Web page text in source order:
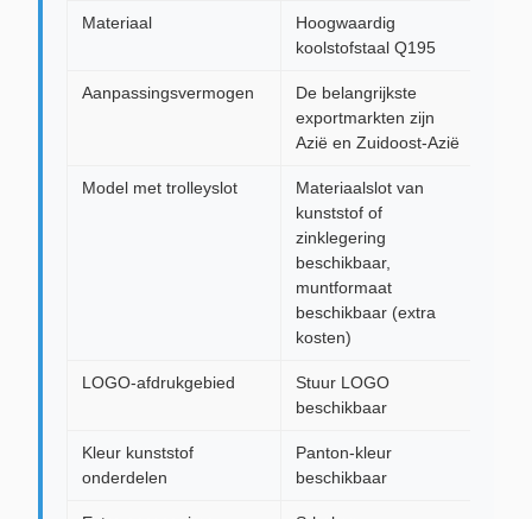
Materiaal
Hoogwaardig
koolstofstaal Q195
Aanpassingsvermogen
De belangrijkste
exportmarkten zijn
Azië en Zuidoost-Azië
Model met trolleyslot
Materiaalslot van
kunststof of
zinklegering
beschikbaar,
muntformaat
beschikbaar (extra
kosten)
LOGO-afdrukgebied
Stuur LOGO
beschikbaar
Kleur kunststof
onderdelen
Panton-kleur
beschikbaar